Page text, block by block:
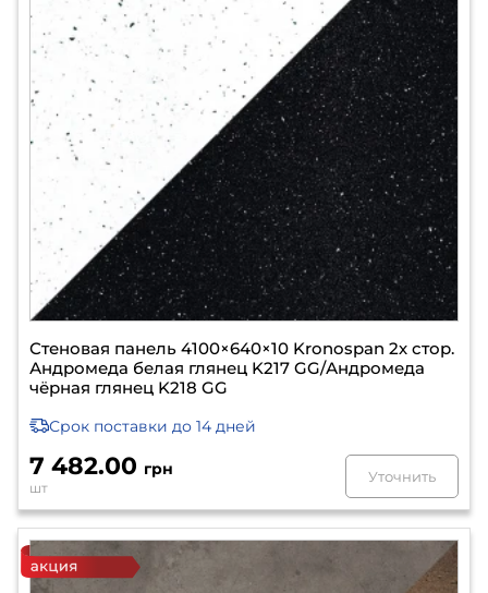
Стеновая панель 4100×640×10 Kronospan 2х стор.
Андромеда белая глянец K217 GG/Андромеда
чёрная глянец K218 GG
Срок поставки до 14 дней
7 482.00 грн
шт
Уточнить